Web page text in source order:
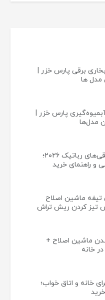
برقی پارس خزر |
مدل ها
پارس خزر |
مدل‌ها
بهترین جاروبرقی‌های رباتیک ۲۰۲۶؛
راهنمای خرید
ماشین اصلاح
تیز کردن ریش تراش
ماشین اصلاح +
خانه
خانه و اتاق خواب؛